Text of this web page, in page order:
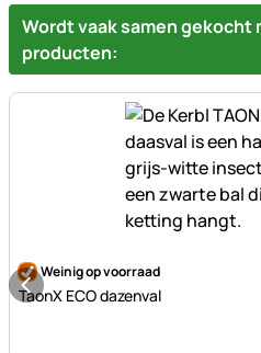
Wordt vaak samen gekocht
producten:
Nog geen beoordelingen
Weinig op voorraad
TaonX ECO dazenval